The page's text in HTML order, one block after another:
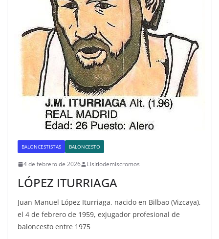
BALONCESTISTAS BALONCESTO
4 de febrero de 2026 Elsitiodemiscromos
LÓPEZ ITURRIAGA
Juan Manuel López Iturriaga, nacido en Bilbao (Vizcaya),
el 4 de febrero de 1959, exjugador profesional de
baloncesto entre 1975